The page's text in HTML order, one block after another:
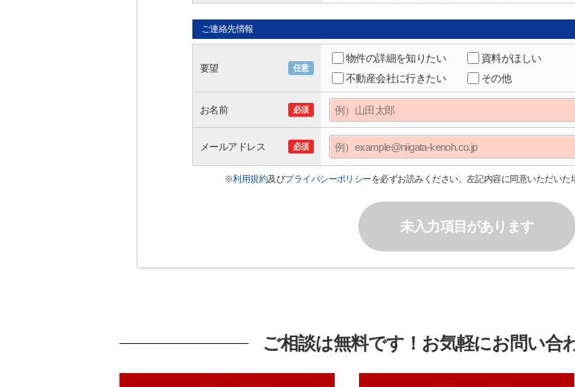
ご連絡先情報
要望 任意
物件の詳細を知りたい 資料がほしい
不動産会社に行きたい
その他
お名前 必須
メールアドレス 必須
※利用規約及びプライバシーポリシーを必ずお読みください。左記内容に同意いただいた
未入力項目があります
ご相談は無料です！お気軽にお問い合